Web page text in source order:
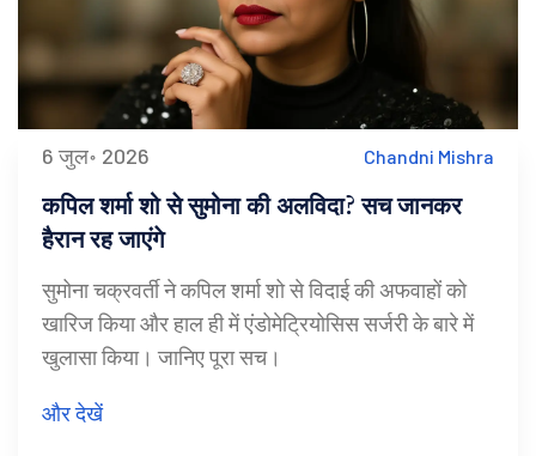
6 जुल॰ 2026 Chandni Mishra
कपिल शर्मा शो से सुमोना की अलविदा? सच जानकर
हैरान रह जाएंगे
सुमोना चक्रवर्ती ने कपिल शर्मा शो से विदाई की अफवाहों को
खारिज किया और हाल ही में एंडोमेट्रियोसिस सर्जरी के बारे में
खुलासा किया। जानिए पूरा सच।
और देखें